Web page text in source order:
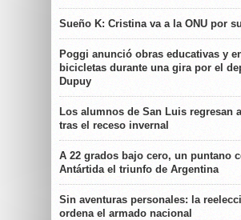
Sueño K: Cristina va a la ONU por
Poggi anunció obras educativas y
bicicletas durante una gira por el
Dupuy
Los alumnos de San Luis regresan
tras el receso invernal
A 22 grados bajo cero, un puntano
Antártida el triunfo de Argentina
Sin aventuras personales: la
ordena el armado nacional